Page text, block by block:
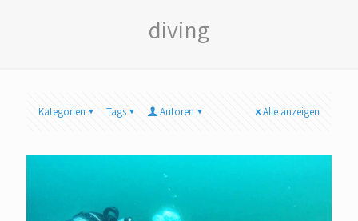
diving
Kategorien Tags Autoren Alle anzeigen